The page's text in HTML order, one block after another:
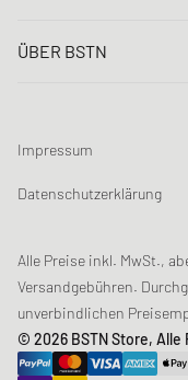
Loyalty Program
Produktsicherheit
Registrieren
Newsletter-Registrierung
Datenerfassung
ÜBER BSTN
Chronicles
Sustainability
Studentenrabatt: Unidays
Studentenrabatt:
Studentenrabatt: EDiU
Gutscheine & Aktionen
Impressum
Datenschutzerklärung
Alle Preise inkl. MwSt.,
Versandgebühren.
unverbindlichen
© 2026 BSTN Store,